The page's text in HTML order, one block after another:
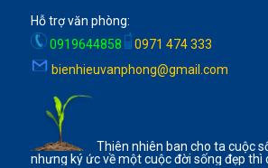
Hỗ trợ văn phòng:
0919644858
0971 474 333
bienhieuvanphong@gmail.com
Thiên nhiên ban cho ta cuộc
nhưng ký ức về một cuộc đời sống đẹp thì